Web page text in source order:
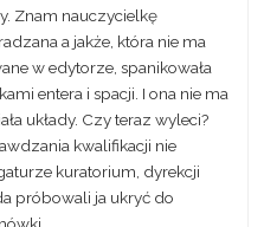
Znam nauczycielkę
a jakże, która nie ma
w edytorze, spanikowała
entera i spacji. I ona nie ma
układy. Czy teraz wyleci?
kwalifikacji nie
kuratorium, dyrekcji
próbowali ja ukryć do